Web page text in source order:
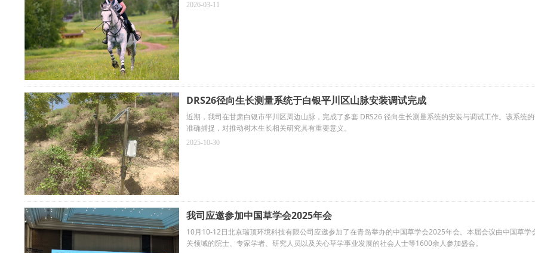
2026-03-11
DRS26径向生长测量系统于白银平川区山脉安装调试完成
近期，我司在甘肃白银市平川区周边山脉，完成了多套 DRS26 径向生长测量系统的安装与调试工作。该系
准确捕捉，对推动树木生长相关研究具有重要意义。
2025-10-30
我司应邀参加中国草学会2025年会
10月10-12日北京瑞顶环境科技有限公司应邀参加了在青岛举办的中国草学会2025年会。本届会议由中国草学
关领域的院士、专家学者、研究人员以及关心草学事业发展的社会人士等1600余人参加盛会。